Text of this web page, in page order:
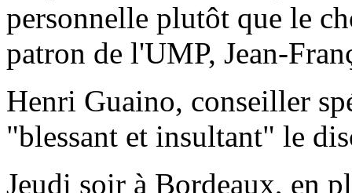
personnelle plutôt que le
patron de l'UMP, Jean-
Henri Guaino, conseiller
"blessant et insultant" le
Jeudi soir à Bordeaux, en